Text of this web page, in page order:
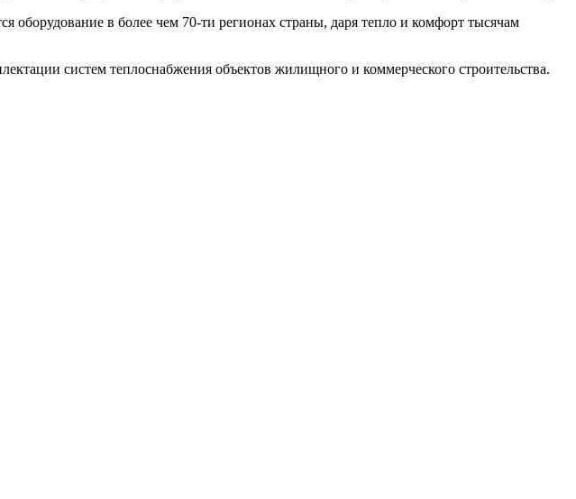
оборудование в более чем 70-ти регионах страны, даря тепло и комфорт тысячам
систем теплоснабжения объектов жилищного и коммерческого строительства.